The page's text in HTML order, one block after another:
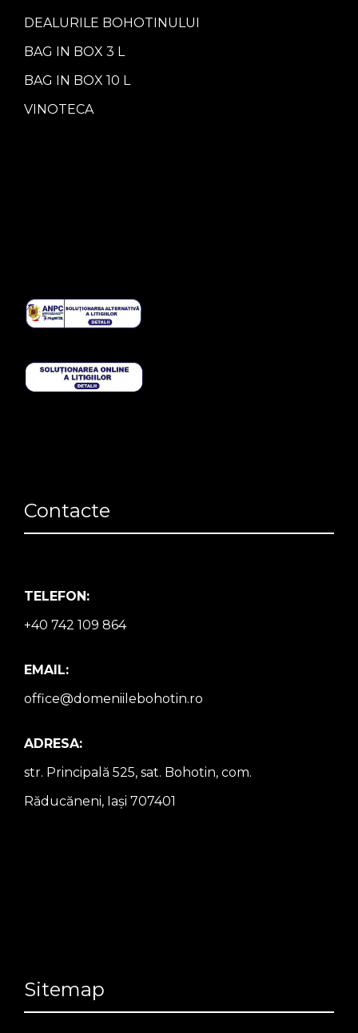
DEALURILE BOHOTINULUI
BAG IN BOX 3 L
BAG IN BOX 10 L
VINOTECA
Contacte
TELEFON:
+40 742 109 864
EMAIL:
office@domeniilebohotin.ro
ADRESA:
str. Principală 525, sat. Bohotin, com.
Răducăneni, Iași 707401
Sitemap